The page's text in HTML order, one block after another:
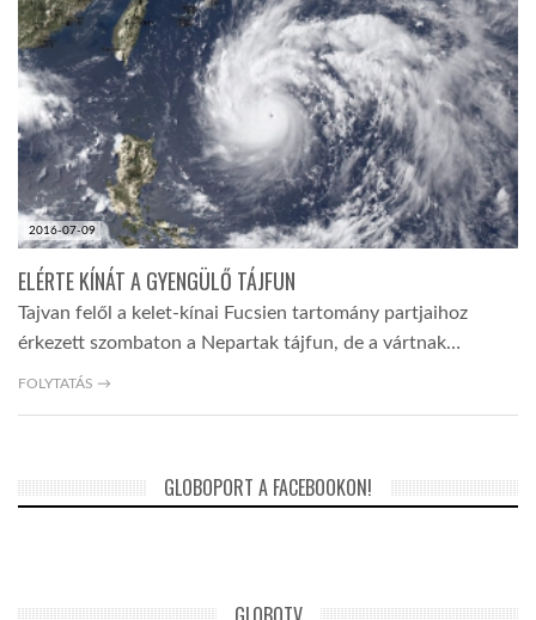
2016-07-09
ELÉRTE KÍNÁT A GYENGÜLŐ TÁJFUN
Tajvan felől a kelet-kínai Fucsien tartomány partjaihoz
érkezett szombaton a Nepartak tájfun, de a vártnak…
FOLYTATÁS →
GLOBOPORT A FACEBOOKON!